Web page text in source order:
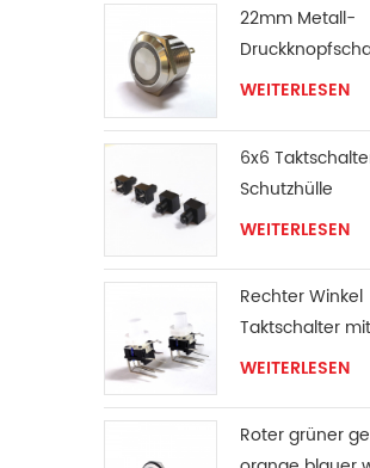
22mm Metall-
WEITERLESEN
6x6
Schutzhülle
WEITERLESEN
Rechter Winkel
Taktschalter mit
WEITERLESEN
Roter grüner